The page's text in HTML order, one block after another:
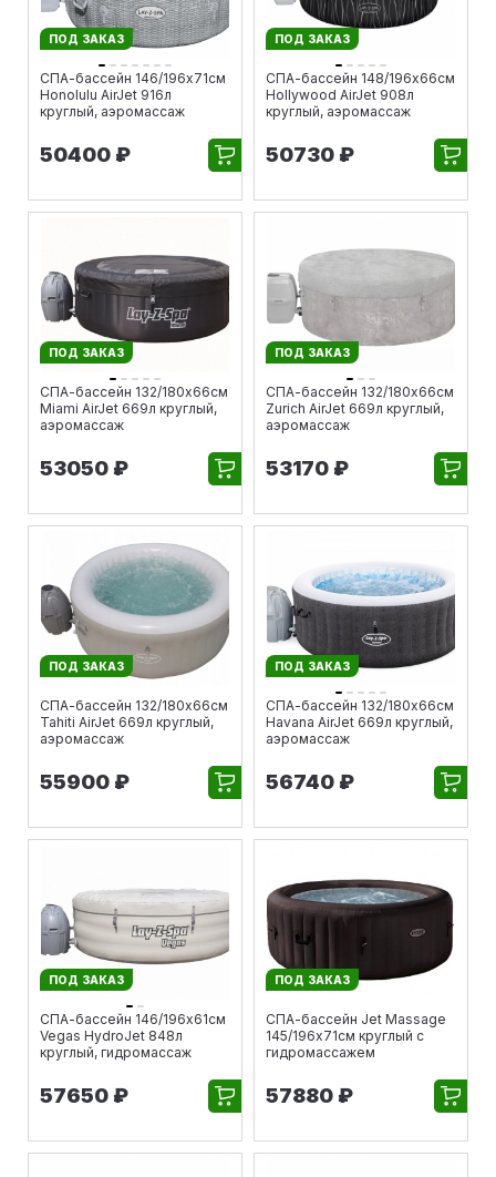
ПОД ЗАКАЗ
СПА-бассейн 146/196х71см
Honolulu AirJet 916л
круглый, аэромассаж
50400 ₽
ПОД ЗАКАЗ
СПА-бассейн 148/196х66см
Hollywood AirJet 908л
круглый, аэромассаж
50730 ₽
ПОД ЗАКАЗ
СПА-бассейн 132/180х66см
Miami AirJet 669л круглый,
аэромассаж
53050 ₽
ПОД ЗАКАЗ
СПА-бассейн 132/180х66см
Zurich AirJet 669л круглый,
аэромассаж
53170 ₽
ПОД ЗАКАЗ
СПА-бассейн 132/180х66см
Tahiti AirJet 669л круглый,
аэромассаж
55900 ₽
ПОД ЗАКАЗ
СПА-бассейн 132/180х66см
Havana AirJet 669л круглый,
аэромассаж
56740 ₽
ПОД ЗАКАЗ
СПА-бассейн 146/196х61см
Vegas HydroJet 848л
круглый, гидромассаж
57650 ₽
ПОД ЗАКАЗ
СПА-бассейн Jet Massage
145/196х71см круглый с
гидромассажем
57880 ₽